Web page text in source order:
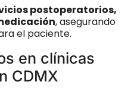
postoperatorios,
, asegurando
el paciente.
en clínicas
CDMX